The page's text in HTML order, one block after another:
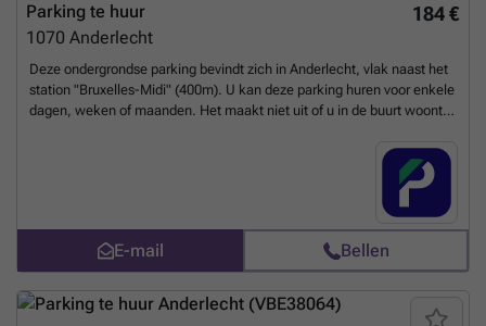
184 €
Parking te huur
1070 Anderlecht
Deze ondergrondse parking bevindt zich in Anderlecht, vlak naast het
station "Bruxelles-Midi" (400m). U kan deze parking huren voor enkele
dagen, weken of maanden. Het maakt niet uit of u in de buurt woont
landen te gaan, deze parking is ideaal voor u! Dankzij BePark is het
parkeren van je auto rond het station geen nachtmerrie meer! U kunt
Meer
E-mail Bellen